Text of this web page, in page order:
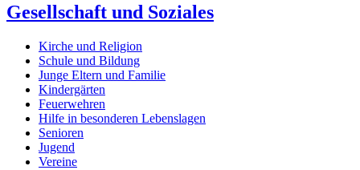
Gesellschaft und Soziales
Kirche und Religion
Schule und Bildung
Junge Eltern und Familie
Kindergärten
Feuerwehren
Hilfe in besonderen Lebenslagen
Senioren
Jugend
Vereine